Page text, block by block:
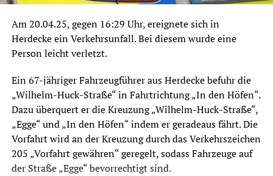
Am 20.04.25, gegen 16:29 Uhr, ereignete sich in
Herdecke ein Verkehrsunfall. Bei diesem wurde eine
Person leicht verletzt.
Ein 67-jähriger Fahrzeugführer aus Herdecke befuhr die
„Wilhelm-Huck-Straße“ in Fahrtrichtung „In den Höfen“.
Dazu überquert er die Kreuzung „Wilhelm-Huck-Straße“,
„Egge“ und „In den Höfen“ indem er geradeaus fährt. Die
Vorfahrt wird an der Kreuzung durch das Verkehrszeichen
205 „Vorfahrt gewähren“ geregelt, sodass Fahrzeuge auf
der Straße „Egge“ bevorrechtigt sind.